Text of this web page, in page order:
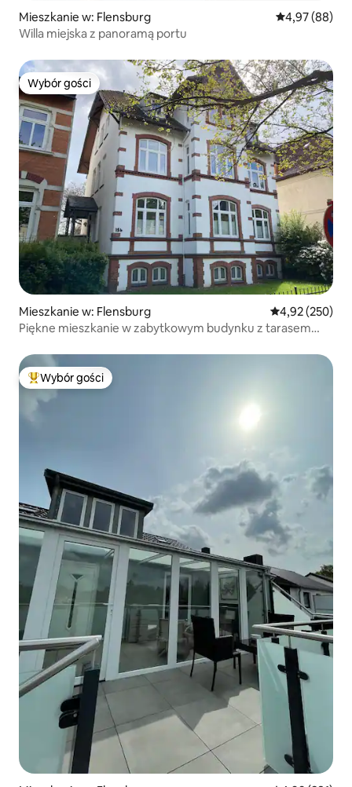
Mieszkanie w: Flensburg Średnia
4,97 (88)
Willa miejska z panoramą portu
Wybór gości
Wybór gości
Mieszkanie w: Flensburg Średnia
4,92 (250)
Piękne mieszkanie w zabytkowym budynku z tarasem
Najpopularniejsze z kategorii Wybór gości
Wybór gości